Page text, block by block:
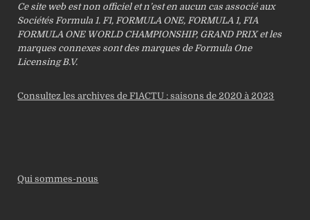
Ce site web est non officiel et n’est en aucun cas associé aux
Sociétés Formula 1. F1, FORMULA ONE, FORMULA 1, FIA
FORMULA ONE WORLD CHAMPIONSHIP, GRAND PRIX et les
marques connexes sont des marques de Formula One
Licensing B.V.
Consultez les archives de F1ACTU : saisons de 2020 à 2023
Qui sommes-nous